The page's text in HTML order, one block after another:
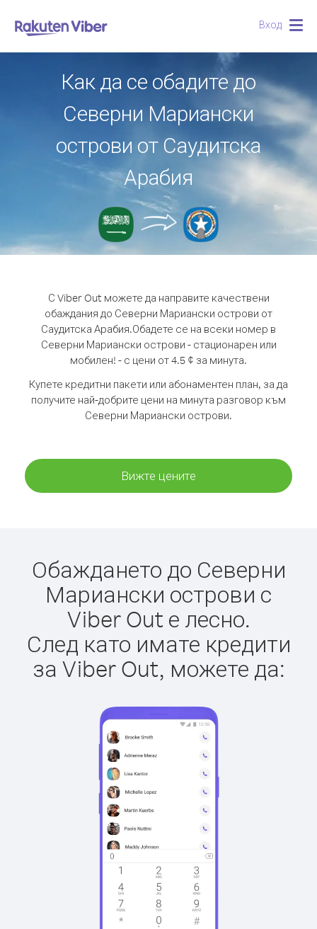
Вход
Как да се обадите до
Северни Мариански
острови от Саудитска
Арабия
С Viber Out можете да направите качествени
обаждания до Северни Мариански острови от
Саудитска Арабия.Обадете се на всеки номер в
Северни Мариански острови - стационарен или
мобилен! - с цени от 4.5 ¢ за минута.
Купете кредитни пакети или абонаментен план, за да
получите най-добрите цени на минута разговор към
Северни Мариански острови.
Вижте цените
Обаждането до Северни
Мариански острови с
Viber Out е лесно.
След като имате кредити
за Viber Out, можете да: